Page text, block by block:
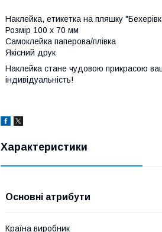
Наклейка, етикетка на пляшку
Розмір 100 х 70 мм
Самоклейка паперова/плівка
Якісний друк
Наклейка стане чудовою прикрасою
індивідуальність!
Характеристики
Основні атрибути
Країна виробник